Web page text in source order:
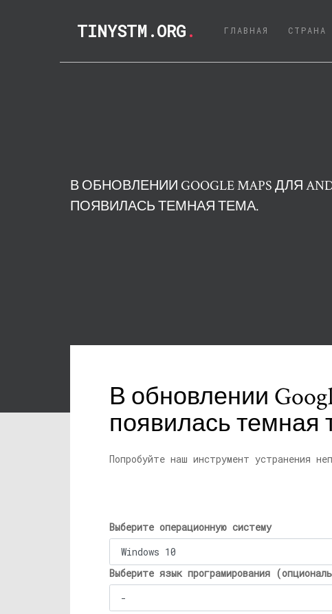
TINYSTM.ORG. ГЛАВНАЯ (CURRENT)
СТРАНА
В ОБНОВЛЕНИИ GOOGLE MAPS ДЛЯ
ПОЯВИЛАСЬ ТЕМНАЯ ТЕМА.
В обновлении
появилась темная
Попробуйте наш инструмент устранения
Выберите операционную систему
Выберите язык програмирования